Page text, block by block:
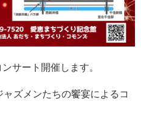
サート開催します。
ズメンたちの饗宴によるコ